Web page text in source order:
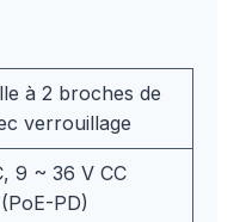
à 2 broches de
verrouillage
9 ~ 36 V CC
PD)